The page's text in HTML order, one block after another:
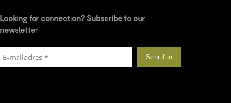
Looking for connection? Subscribe to our
newsletter